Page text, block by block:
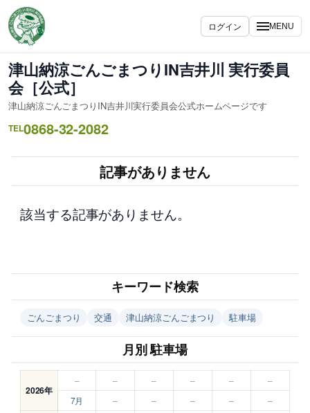
容
を
ス
キ
ッ
プ
ログイン MENU
津山納涼ごんごまつりIN吉井川 実行委員
会［公式］
津山納涼ごんごまつりIN吉井川実行委員会公式ホームページです
TEL0868-32-2082
記事がありません
該当する記事がありません。
キーワード検索
ごんごまつり 交通 津山納涼ごんごまつり 駐車場
月別 駐車場
2026年
– – – – –
–
7月
– – – – –